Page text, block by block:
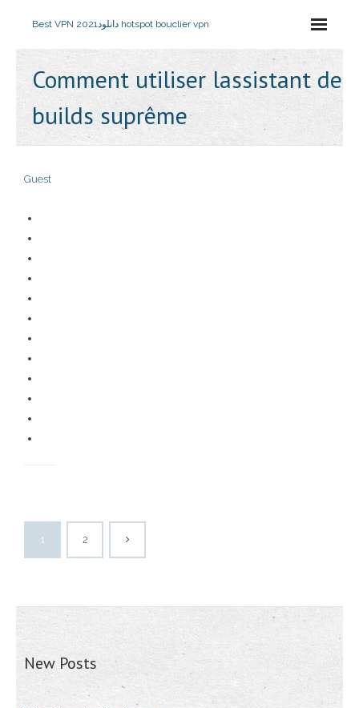
Best VPN 2021 دانلود hotspot bouclier vpn
Comment utiliser lassistant de
builds suprême
Guest
1 2
New Posts